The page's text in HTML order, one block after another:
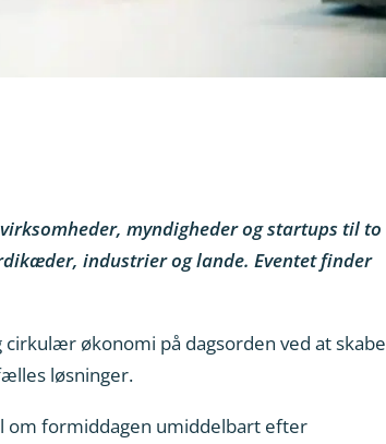
virksomheder, myndigheder og startups til to
industrier og lande. Eventet finder
cirkulær økonomi på dagsorden ved at skabe
løsninger.
om formiddagen umiddelbart efter